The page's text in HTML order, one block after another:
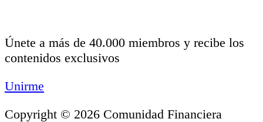
Únete a más de 40.000 miembros y recibe los
contenidos exclusivos
Unirme
Copyright © 2026 Comunidad Financiera